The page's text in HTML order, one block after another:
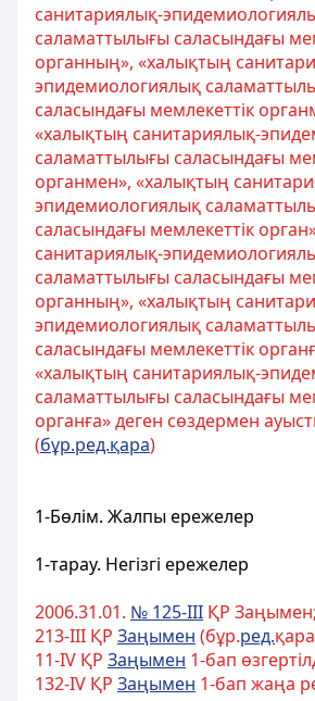
санитариялық-
саламаттылығы саласындағы
органның», «халықтың
эпидемиологиялық
саласындағы мемлекеттік
«халықтың санитариялық-
саламаттылығы саласындағы
органмен», «халықтың
эпидемиологиялық
саласындағы мемлекеттік
санитариялық-
саламаттылығы саласындағы
органның», «халықтың
эпидемиологиялық
саласындағы мемлекеттік
«халықтың санитариялық-
саламаттылығы саласындағы
органға» деген сөздермен
(бұр.ред.қара)
1-Бөлім. Жалпы ережелер
1-тарау. Негізгі ережелер
2006.31.01. № 125-III ҚР
213-III ҚР Заңымен (бұр.ред.
11-IV ҚР Заңымен 1-бап
132-IV ҚР Заңымен 1-бап жаңа